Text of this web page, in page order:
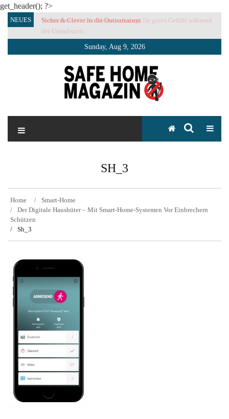
get_header(); ?>
SkipNEUES Sicher & Clever in die Outoorsaison
Vertrauensvolle Nachbarschaft sorgt für gutes Gefühl während
der Urlaubszeit
Sunday, Aug 9, 2026
SAFE HOME Magazin
SH_3
Home
Smart-Home
Der Digitale Haushüter – Mit Smart-Home-Systemen Vor Einbrechern
Schützen
Sh_3